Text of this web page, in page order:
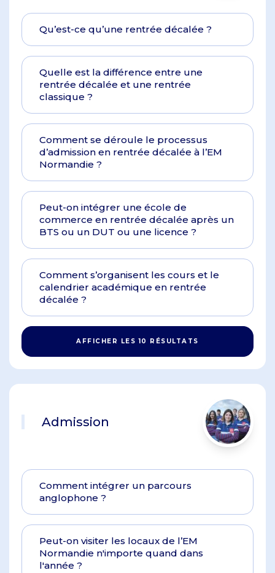
Qu’est-ce qu’une rentrée décalée ?
Quelle est la différence entre une
rentrée décalée et une rentrée
classique ?
Comment se déroule le processus
d’admission en rentrée décalée à l’EM
Normandie ?
Peut-on intégrer une école de
commerce en rentrée décalée après un
BTS ou un DUT ou une licence ?
Comment s’organisent les cours et le
calendrier académique en rentrée
décalée ?
AFFICHER LES 10 RÉSULTATS
Admission
Comment intégrer un parcours
anglophone ?
Peut-on visiter les locaux de l’EM
Normandie n'importe quand dans
l'année ?